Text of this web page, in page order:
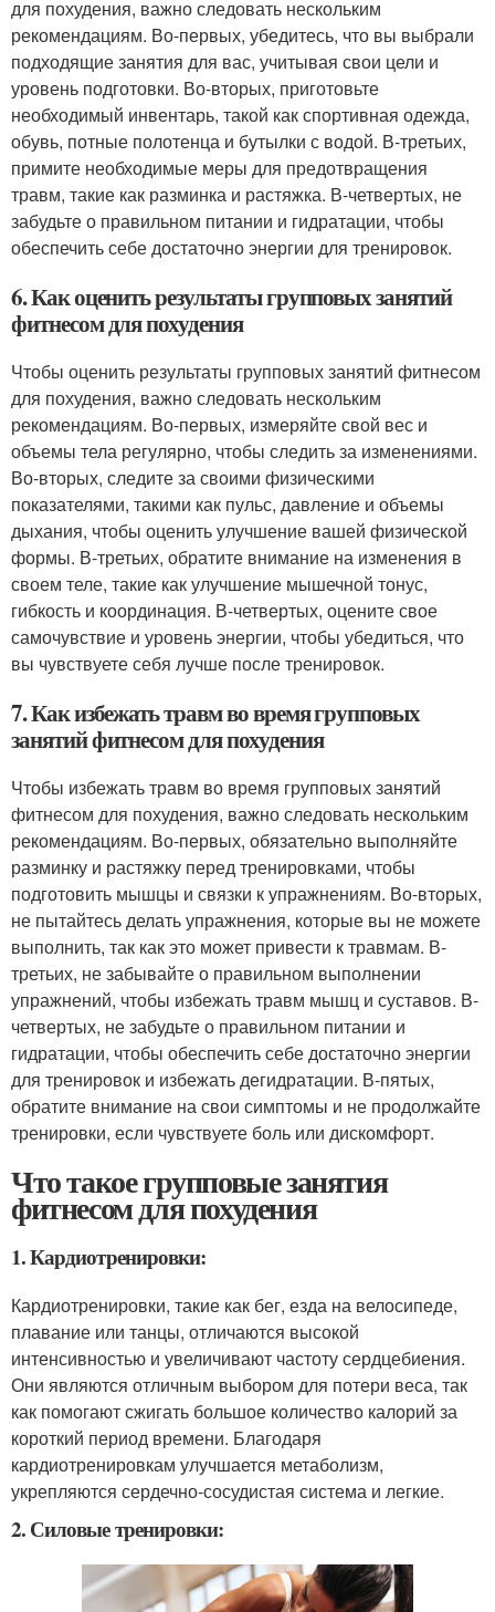
для похудения, важно следовать нескольким
рекомендациям. Во-первых, убедитесь, что вы выбрали
подходящие занятия для вас, учитывая свои цели и
уровень подготовки. Во-вторых, приготовьте
необходимый инвентарь, такой как спортивная одежда,
обувь, потные полотенца и бутылки с водой. В-третьих,
примите необходимые меры для предотвращения
травм, такие как разминка и растяжка. В-четвертых, не
забудьте о правильном питании и гидратации, чтобы
обеспечить себе достаточно энергии для тренировок.
6. Как оценить результаты групповых занятий
фитнесом для похудения
Чтобы оценить результаты групповых занятий фитнесом
для похудения, важно следовать нескольким
рекомендациям. Во-первых, измеряйте свой вес и
объемы тела регулярно, чтобы следить за изменениями.
Во-вторых, следите за своими физическими
показателями, такими как пульс, давление и объемы
дыхания, чтобы оценить улучшение вашей физической
формы. В-третьих, обратите внимание на изменения в
своем теле, такие как улучшение мышечной тонус,
гибкость и координация. В-четвертых, оцените свое
самочувствие и уровень энергии, чтобы убедиться, что
вы чувствуете себя лучше после тренировок.
7. Как избежать травм во время групповых
занятий фитнесом для похудения
Чтобы избежать травм во время групповых занятий
фитнесом для похудения, важно следовать нескольким
рекомендациям. Во-первых, обязательно выполняйте
разминку и растяжку перед тренировками, чтобы
подготовить мышцы и связки к упражнениям. Во-вторых,
не пытайтесь делать упражнения, которые вы не можете
выполнить, так как это может привести к травмам. В-
третьих, не забывайте о правильном выполнении
упражнений, чтобы избежать травм мышц и суставов. В-
четвертых, не забудьте о правильном питании и
гидратации, чтобы обеспечить себе достаточно энергии
для тренировок и избежать дегидратации. В-пятых,
обратите внимание на свои симптомы и не продолжайте
тренировки, если чувствуете боль или дискомфорт.
Что такое групповые занятия
фитнесом для похудения
1. Кардиотренировки:
Кардиотренировки, такие как бег, езда на велосипеде,
плавание или танцы, отличаются высокой
интенсивностью и увеличивают частоту сердцебиения.
Они являются отличным выбором для потери веса, так
как помогают сжигать большое количество калорий за
короткий период времени. Благодаря
кардиотренировкам улучшается метаболизм,
укрепляются сердечно-сосудистая система и легкие.
2. Силовые тренировки: